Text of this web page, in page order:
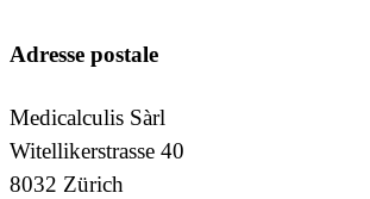
Adresse postale
Medicalculis Sàrl
Witellikerstrasse 40
8032 Zürich